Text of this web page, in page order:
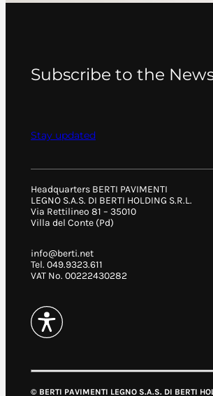
Subscribe to the
Stay updated
Headquarters BERTI PAVIMENTI
LEGNO S.A.S. DI BERTI HOLDING S.R.L.
Via Rettilineo 81 – 35010
Villa del Conte (Pd)
info@berti.net
Tel. 049.9323.611
VAT No. 00222430282
© BERTI PAVIMENTI LEGNO S.A.S. DI BERTI